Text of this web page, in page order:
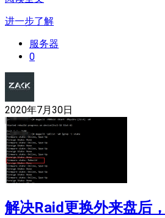
进一步了解
服务器
0
2020年7月30日
解决Raid更换外来盘后